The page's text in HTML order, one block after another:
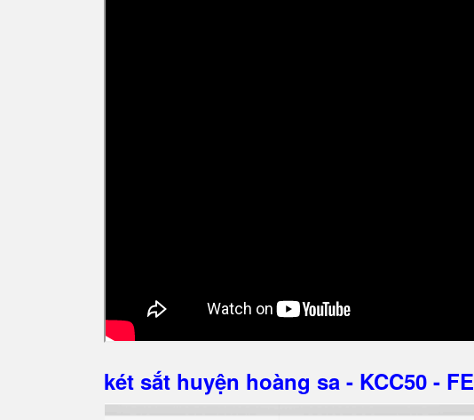
két sắt huyện hoàng sa - KCC50 - FE